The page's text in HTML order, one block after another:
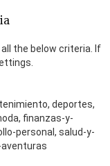
the below criteria. If
deportes,
finanzas-y-
personal, salud-y-